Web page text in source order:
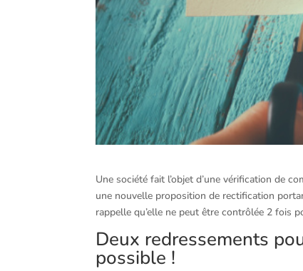
Une société fait l’objet d’une vérification de
une nouvelle proposition de rectification
rappelle qu’elle ne peut être contrôlée 2 fois
Deux redressements
possible !